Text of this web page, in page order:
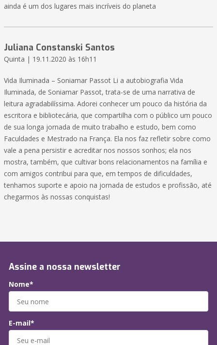
ainda é um dos lugares mais incríveis do planeta
Juliana Constanski Santos
Quinta | 19.11.2020 às 16h11
Vida Iluminada – Soniamar Passot Li a autobiografia Vida
Iluminada, de Soniamar Passot, trata-se de uma narrativa de
leitura agradabilíssima. Adorei conhecer um pouco da história da
escritora e bibliotecária, que compartilha com o público um pouco
de sua longa jornada de muito trabalho e estudo, bem como
Faculdades e Mestrado na França. Ela nos faz refletir sobre como
vale a pena persistir e acreditar nos nossos sonhos; ela nos
mostra, também, que cultivar bons relacionamentos na família e
com amigos contribui para que, em tempos de dificuldades,
tenhamos suporte e apoio na jornada de estudos e profissão, até
chegarmos às nossas conquistas!
Assine a nossa newsletter
Nome*
E-mail*